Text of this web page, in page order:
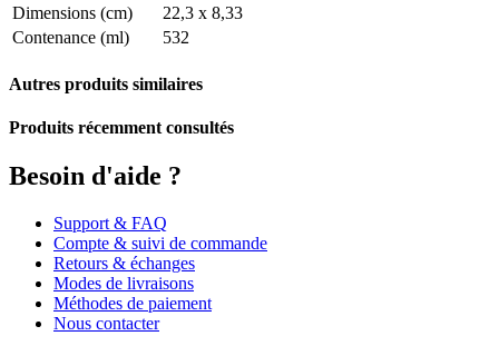
Dimensions (cm)
22,3 x 8,33
Contenance (ml)
532
Autres produits similaires
Produits récemment consultés
Besoin d'aide ?
Support & FAQ
Compte & suivi de commande
Retours & échanges
Modes de livraisons
Méthodes de paiement
Nous contacter